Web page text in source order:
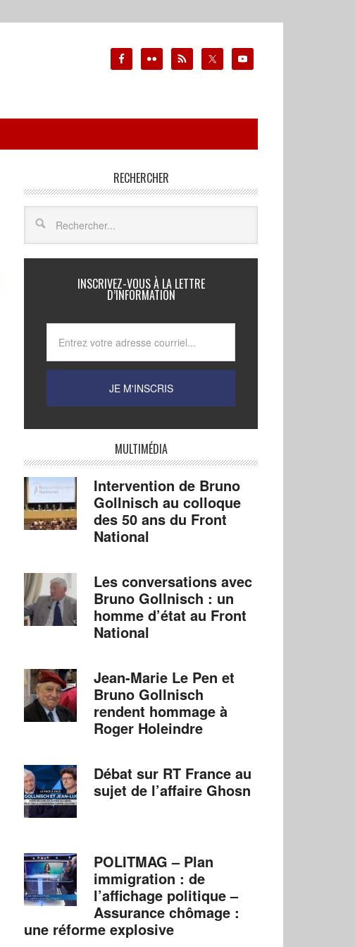
RECHERCHER
INSCRIVEZ-VOUS À LA LETTRE
D’INFORMATION
MULTIMÉDIA
Intervention de Bruno
Gollnisch au colloque
des 50 ans du Front
National
Les conversations avec
Bruno Gollnisch : un
homme d’état au Front
National
Jean-Marie Le Pen et
Bruno Gollnisch
rendent hommage à
Roger Holeindre
Débat sur RT France au
sujet de l’affaire Ghosn
POLITMAG – Plan
immigration : de
l’affichage politique –
Assurance chômage :
une réforme explosive